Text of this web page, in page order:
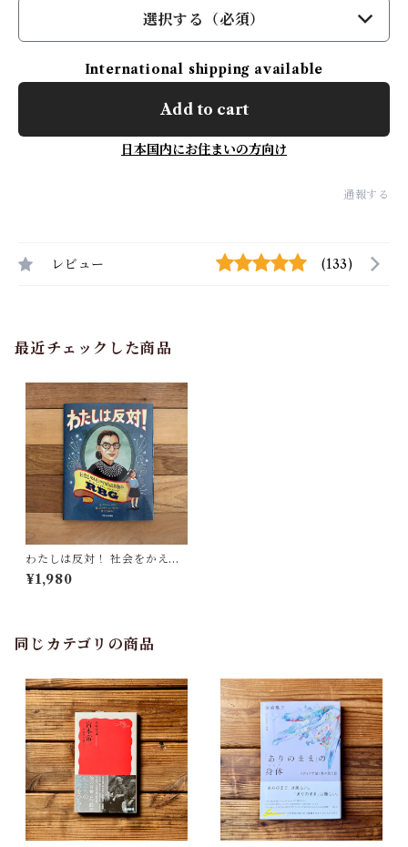
選択する（必須）
International shipping available
Add to cart
日本国内にお住まいの方向け
通報する
レビュー (133)
最近チェックした商品
わたしは反対！ 社会をかえた
アメリカ最高裁判事ルース・
ベイダー・ギンズバーグ | デビ
¥1,980
同じカテゴリの商品